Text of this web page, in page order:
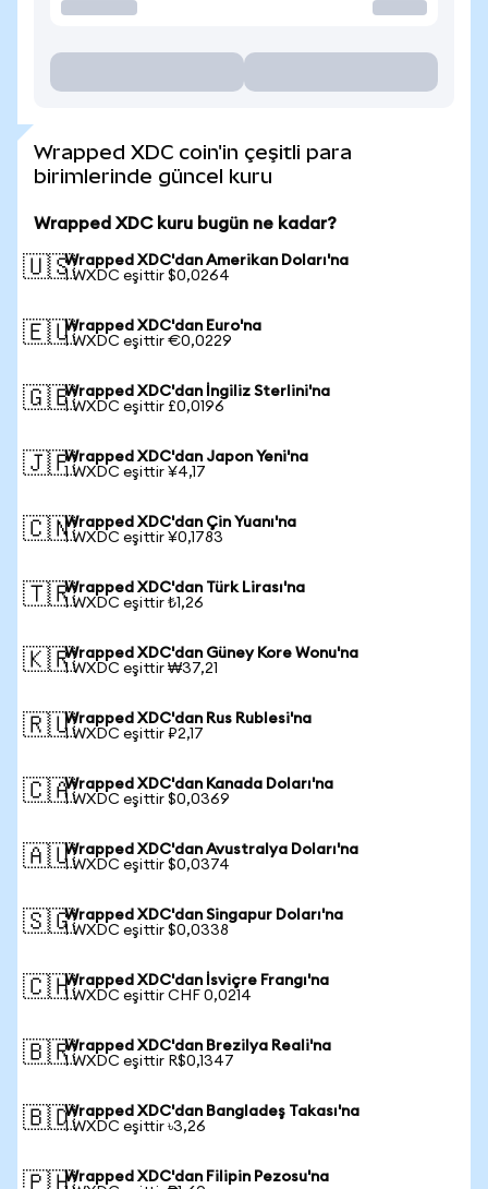
Wrapped XDC coin'in çeşitli para
birimlerinde güncel kuru
Wrapped XDC kuru bugün ne kadar?
🇺🇸Wrapped XDC'dan Amerikan Doları'na
1 WXDC eşittir $0,0264
🇪🇺Wrapped XDC'dan Euro'na
1 WXDC eşittir €0,0229
🇬🇧Wrapped XDC'dan İngiliz Sterlini'na
1 WXDC eşittir £0,0196
🇯🇵Wrapped XDC'dan Japon Yeni'na
1 WXDC eşittir ¥4,17
🇨🇳Wrapped XDC'dan Çin Yuanı'na
1 WXDC eşittir ¥0,1783
🇹🇷Wrapped XDC'dan Türk Lirası'na
1 WXDC eşittir ₺1,26
🇰🇷Wrapped XDC'dan Güney Kore Wonu'na
1 WXDC eşittir ₩37,21
🇷🇺Wrapped XDC'dan Rus Rublesi'na
1 WXDC eşittir ₽2,17
🇨🇦Wrapped XDC'dan Kanada Doları'na
1 WXDC eşittir $0,0369
🇦🇺Wrapped XDC'dan Avustralya Doları'na
1 WXDC eşittir $0,0374
🇸🇬Wrapped XDC'dan Singapur Doları'na
1 WXDC eşittir $0,0338
🇨🇭Wrapped XDC'dan İsviçre Frangı'na
1 WXDC eşittir CHF 0,0214
🇧🇷Wrapped XDC'dan Brezilya Reali'na
1 WXDC eşittir R$0,1347
🇧🇩Wrapped XDC'dan Bangladeş Takası'na
1 WXDC eşittir ৳3,26
Wrapped XDC'dan Filipin Pezosu'na